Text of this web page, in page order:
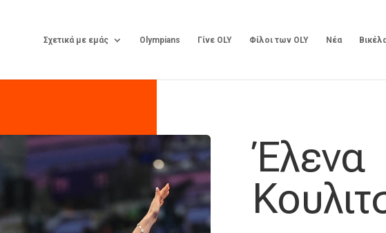
Σχετικά με εμάς Olympians Γίνε OLY Φίλοι των OLY Νέα
Έλενα